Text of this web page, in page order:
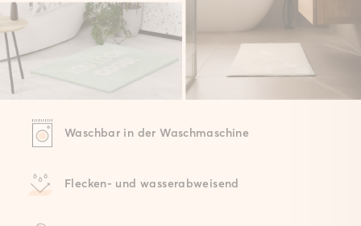
Waschbar in der Waschmaschine
Flecken- und wasserabweisend